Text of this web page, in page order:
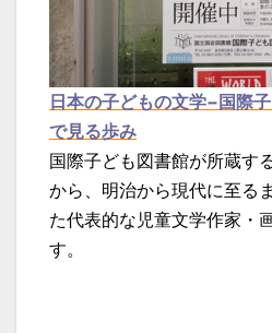
日本の子どもの文学−国際
で見る歩み
国際子ども図書館が所蔵す
から、明治から現代に至る
た代表的な児童文学作家・
す。